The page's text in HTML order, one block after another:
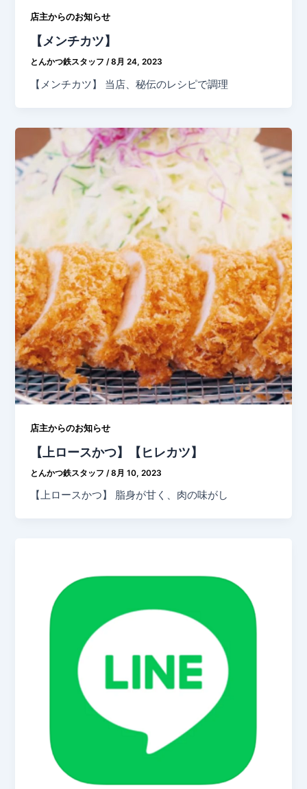
店主からのお知らせ
【メンチカツ】
とんかつ鉄スタッフ/8月 24, 2023
【メンチカツ】 当店、秘伝のレシピで調理
店主からのお知らせ
【上ロースかつ】【ヒレカツ】
とんかつ鉄スタッフ /8月 10, 2023
【上ロースかつ】 脂身が甘く、肉の味がし